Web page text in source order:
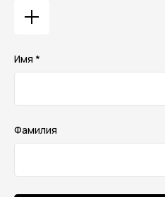
Имя *
Фамилия